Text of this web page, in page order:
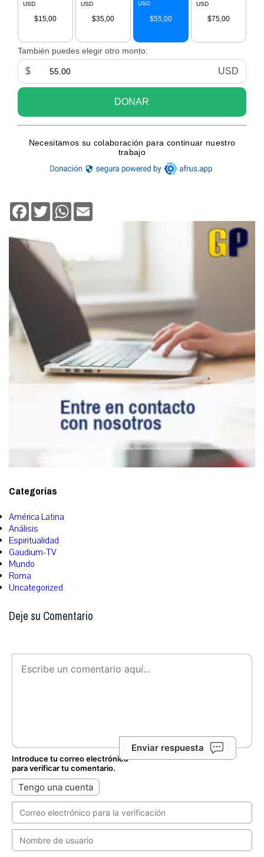
Facebook
TwitterWhatsApp
Categorías
América Latina
Análisis
Espiritualidad
Gaudium-TV
Mundo
Roma
Uncategorized
Deje su Comentario
Enviar respuesta
Introduce tu correo electrónico
para verificar tu comentario.
Tengo una cuenta